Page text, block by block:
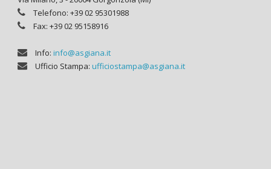
Telefono: +39 02 95301988
Fax: +39 02 95158916
Info: info@asgiana.it
Ufficio Stampa: ufficiostampa@asgiana.it